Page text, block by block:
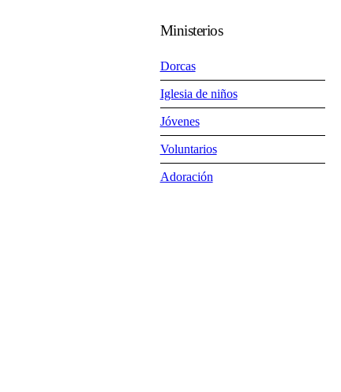
Ministerios
Dorcas
Iglesia de niños
Jóvenes
Voluntarios
Adoración